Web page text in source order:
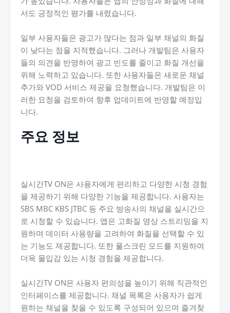
서도 긍정적인 평가를 내렸습니다.
일부 사용자들은 광고가 많다는 점과 일부 채널의 화질
이 낮다는 점을 지적했습니다. 그러나 개발팀은 사용자
들의 의견을 반영하여 광고 빈도를 줄이고 화질 개선을
위해 노력하고 있습니다. 또한 사용자들은 새로운 채널
추가와 VOD 서비스 제공을 요청했습니다. 개발팀은 이
러한 요청을 검토하여 향후 업데이트에 반영할 예정입
니다.
주요 정보
실시간TV ON은 사용자에게 편리하고 다양한 시청 경험
을 제공하기 위해 다양한 기능을 제공합니다. 사용자는
SBS MBC KBS JTBC 등 주요 방송사의 채널을 실시간으
로 시청할 수 있습니다. 앱은 고화질 영상 스트리밍을 지
원하며 데이터 사용량을 고려하여 화질을 선택할 수 있
는 기능도 제공합니다. 또한 풀스크린 모드를 지원하여
더욱 몰입감 있는 시청 경험을 제공합니다.
실시간TV ON은 사용자 편의성을 높이기 위해 직관적인
인터페이스를 제공합니다. 채널 목록은 사용자가 쉽게
원하는 채널을 찾을 수 있도록 구성되어 있으며 즐겨찾